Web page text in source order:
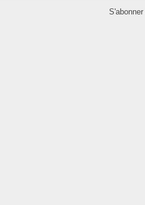
S'abonner